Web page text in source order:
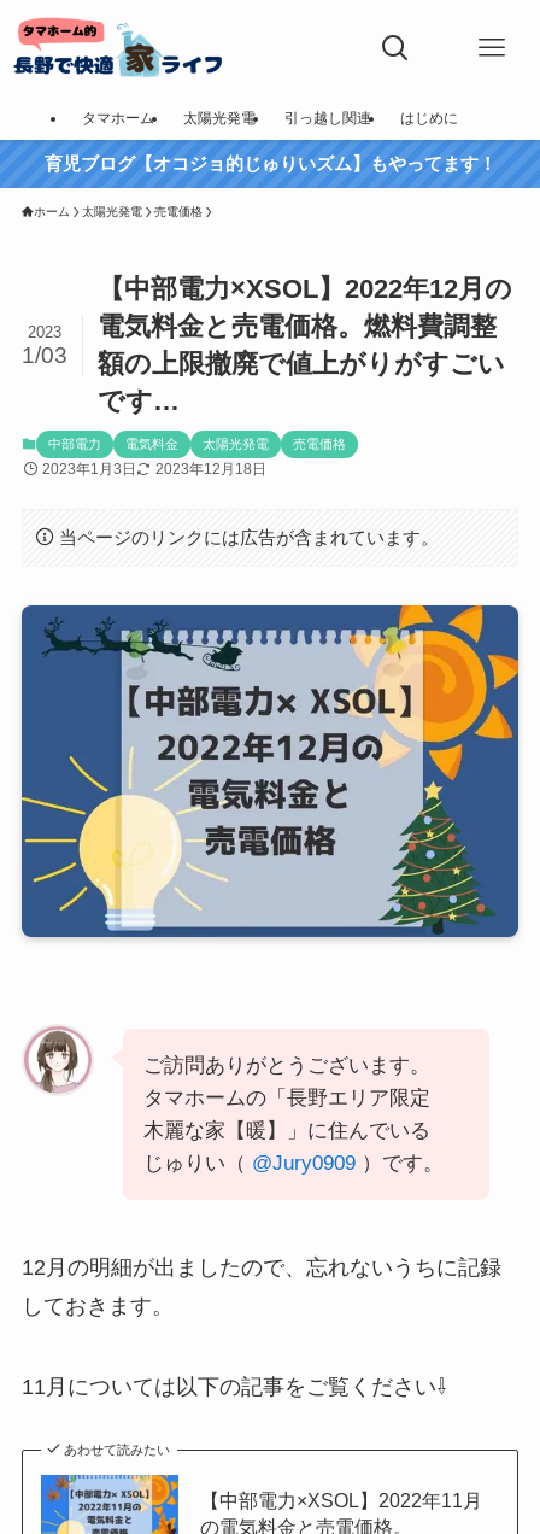
タマホーム 太陽光発電 引っ越し関連 はじめに
育児ブログ【オコジョ的じゅりいズム】もやってます！
ホーム 太陽光発電 売電価格
【中部電力×XSOL】2022年12月の
電気料金と売電価格。燃料費調整
額の上限撤廃で値上がりがすごい
です…
2023
1/03
中部電力 電気料金 太陽光発電 売電価格
2023年1月3日 2023年12月18日
当ページのリンクには広告が含まれています。
ご訪問ありがとうございます。
タマホームの「長野エリア限定
木麗な家【暖】」に住んでいる
じゅりい（ @Jury0909）です。
12月の明細が出ましたので、忘れないうちに記録
しておきます。
11月については以下の記事をご覧ください⇩
あわせて読みたい
【中部電力×XSOL】2022年11月
の電気料金と売電価格。